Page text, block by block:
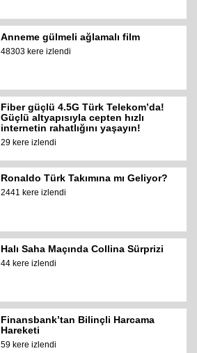
Anneme gülmeli ağlamalı film
48303 kere izlendi
Fiber güçlü 4.5G Türk Telekom’da!
Güçlü altyapısıyla cepten hızlı
internetin rahatlığını yaşayın!
29 kere izlendi
Ronaldo Türk Takımına mı Geliyor?
2441 kere izlendi
Halı Saha Maçında Collina Sürprizi
44 kere izlendi
Finansbank’tan Bilinçli Harcama
Hareketi
59 kere izlendi